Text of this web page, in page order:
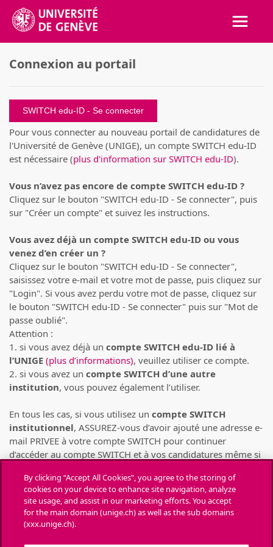
Connexion au portail
SWITCH edu-ID
Pour vous connecter au nouveau portail de candidatures de
l'Université de Genève (UNIGE), un compte SWITCH edu-ID
est nécessaire (plus d'information sur SWITCH edu-ID).
Vous n’avez pas encore de compte SWITCH edu-ID ?
Cliquez sur le bouton "SWITCH edu-ID - Se connecter", puis
sur "Créer un compte" et suivez les instructions.
Vous avez déjà un compte SWITCH edu-ID ou vous
venez d’en créer un ?
Cliquez sur le bouton "SWITCH edu-ID - Se connecter",
saisissez votre e-mail et votre mot de passe, puis cliquez sur
"Login". Si vous avez perdu votre mot de passe, cliquez sur
le bouton "SWITCH edu-ID - Se connecter" puis sur "Mot de
passe oublié".
Attention :
1. si vous avez déjà un compte SWITCH edu-ID lié à
l’UNIGE (plus d’informations), veuillez utiliser ce compte.
2. si vous avez un compte SWITCH d’une autre
institution, vous pouvez également l’utiliser.
En tous les cas, si vous utilisez un compte SWITCH
institutionnel, ASSUREZ-vous d’avoir ajouté une adresse e-
mail PRIVEE à votre compte SWITCH pour continuer
d’accéder au compte SWITCH et à vos candidatures même si
(pour cause de départ de l’institution)(consulter la FAQ de
SWITCH).
Chaque personne ne peut déposer des candidatures
By clicking “Accept All Cookies”, you agree to the storing of
cookies on your device to enhance site navigation, analyze
site usage, and assist in our marketing efforts. You accept
for the main domain (unige.ch) as well as the sub domains
(xxx.unige.ch).